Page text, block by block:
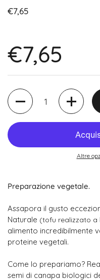
€7,65
€7,65
Quantità
Altre
Preparazione vegetale.
Assapora il gusto
Naturale (tofu realizzato a
alimento incredibilmente
proteine vegetali.
Come lo prepariamo?
semi di canapa biologici